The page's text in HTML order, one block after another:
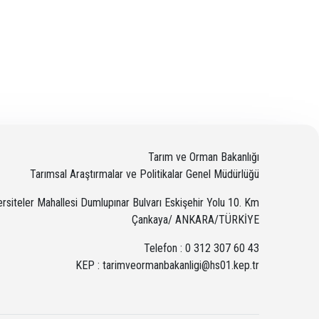
Tarım ve Orman Bakanlığı
Tarımsal Araştırmalar ve Politikalar Genel Müdürlüğü
Mahallesi Dumlupınar Bulvarı Eskişehir Yolu 10. Km
Çankaya/ ANKARA/TÜRKİYE
Telefon : 0 312 307 60 43
KEP : tarimveormanbakanligi@hs01.kep.tr